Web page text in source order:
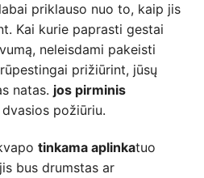
labai priklauso nuo to, kaip jis
Kai kurie paprasti gestai
neleisdami pakeisti
prižiūrint, jūsų
natas. jos pirminis
požiūriu.
tinkama aplinkatuo
bus drumstas ar